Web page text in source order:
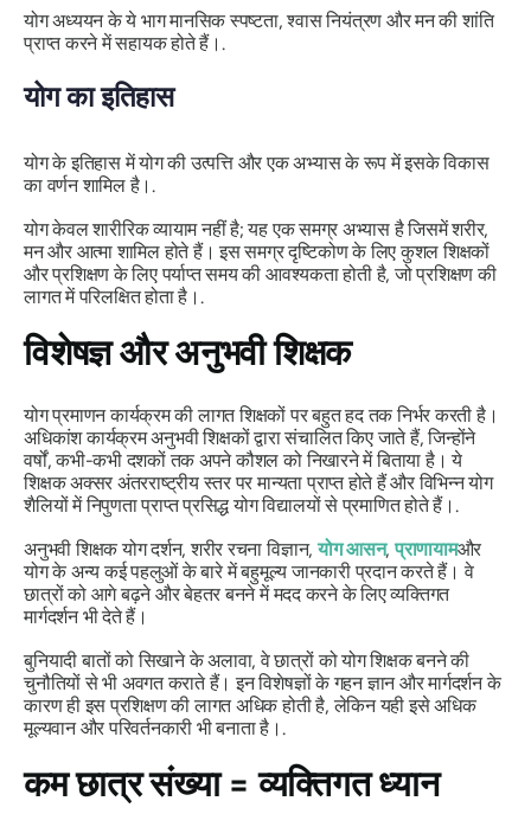
योग अध्ययन के ये भाग मानसिक स्पष्टता, श्वास नियंत्रण और मन की शांति
प्राप्त करने में सहायक होते हैं।.
योग का इतिहास
योग के इतिहास में योग की उत्पत्ति और एक अभ्यास के रूप में इसके विकास
का वर्णन शामिल है।.
योग केवल शारीरिक व्यायाम नहीं है; यह एक समग्र अभ्यास है जिसमें शरीर,
मन और आत्मा शामिल होते हैं। इस समग्र दृष्टिकोण के लिए कुशल शिक्षकों
और प्रशिक्षण के लिए पर्याप्त समय की आवश्यकता होती है, जो प्रशिक्षण की
लागत में परिलक्षित होता है।.
विशेषज्ञ और अनुभवी शिक्षक
योग प्रमाणन कार्यक्रम की लागत शिक्षकों पर बहुत हद तक निर्भर करती है।
अधिकांश कार्यक्रम अनुभवी शिक्षकों द्वारा संचालित किए जाते हैं, जिन्होंने
वर्षों, कभी-कभी दशकों तक अपने कौशल को निखारने में बिताया है। ये
शिक्षक अक्सर अंतरराष्ट्रीय स्तर पर मान्यता प्राप्त होते हैं और विभिन्न योग
शैलियों में निपुणता प्राप्त प्रसिद्ध योग विद्यालयों से प्रमाणित होते हैं।.
अनुभवी शिक्षक योग दर्शन, शरीर रचना विज्ञान,योग आसन,प्राणायामऔर
योग के अन्य कई पहलुओं के बारे में बहुमूल्य जानकारी प्रदान करते हैं। वे
छात्रों को आगे बढ़ने और बेहतर बनने में मदद करने के लिए व्यक्तिगत
मार्गदर्शन भी देते हैं।
बुनियादी बातों को सिखाने के अलावा, वे छात्रों को योग शिक्षक बनने की
चुनौतियों से भी अवगत कराते हैं। इन विशेषज्ञों के गहन ज्ञान और मार्गदर्शन के
कारण ही इस प्रशिक्षण की लागत अधिक होती है, लेकिन यही इसे अधिक
मूल्यवान और परिवर्तनकारी भी बनाता है।.
कम छात्र संख्या = व्यक्तिगत ध्यान